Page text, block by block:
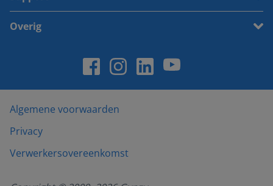
Overig
Algemene voorwaarden
Privacy
Verwerkersovereenkomst